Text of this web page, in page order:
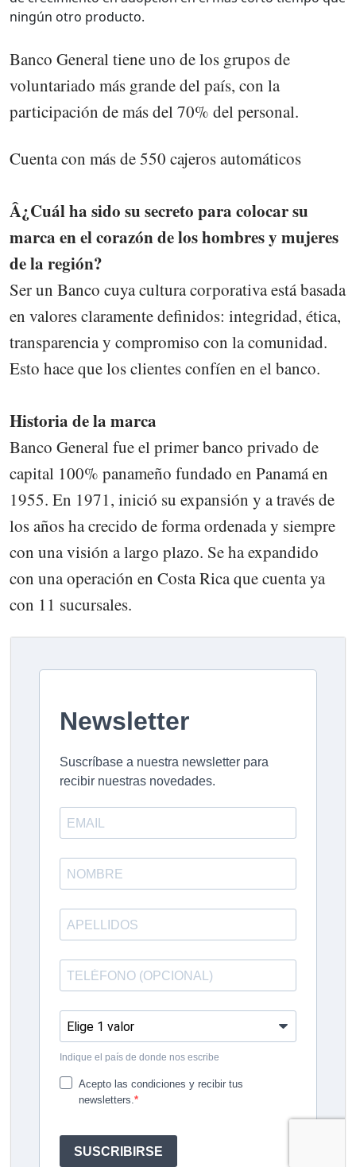
ningún otro producto.
Banco General tiene uno de los grupos de
voluntariado más grande del país, con la
participación de más del 70% del personal.
Cuenta con más de 550 cajeros automáticos
Â¿Cuál ha sido su secreto para colocar su
marca en el corazón de los hombres y mujeres
de la región?
Ser un Banco cuya cultura corporativa está basada
en valores claramente definidos: integridad, ética,
transparencia y compromiso con la comunidad.
Esto hace que los clientes confíen en el banco.
Historia de la marca
Banco General fue el primer banco privado de
capital 100% panameño fundado en Panamá en
1955. En 1971, inició su expansión y a través de
los años ha crecido de forma ordenada y siempre
con una visión a largo plazo. Se ha expandido
con una operación en Costa Rica que cuenta ya
con 11 sucursales.